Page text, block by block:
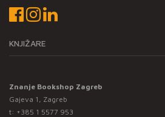
KNJIŽARE
Znanje Bookshop Zagreb
Gajeva 1, Zagreb
t: +385 1 5577 953